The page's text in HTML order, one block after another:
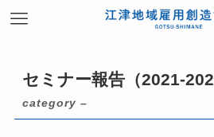
セミナー報告（2021-
category –